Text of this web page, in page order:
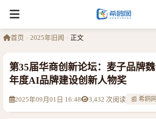
首页 › 2025年旧闻 › 正文
第35届华商创新论坛：麦子品牌
年度AI品牌建设创新人物奖
2025年09月01日 16:48 3,432 次阅读 📰 希鸥网